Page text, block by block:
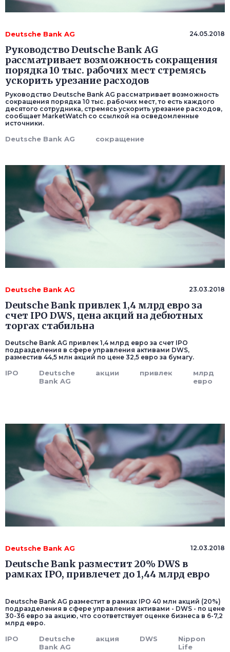
Deutsche Bank AG 24.05.2018
Руководство Deutsche Bank AG
рассматривает возможность сокращения
порядка 10 тыс. рабочих мест стремясь
ускорить урезание расходов
Руководство Deutsche Bank AG рассматривает возможность
сокращения порядка 10 тыс. рабочих мест, то есть каждого
десятого сотрудника, стремясь ускорить урезание расходов,
сообщает MarketWatch со ссылкой на осведомленные
источники.
Deutsche Bank AG сокращение
Deutsche Bank AG 23.03.2018
Deutsche Bank привлек 1,4 млрд евро за
счет IPO DWS, цена акций на дебютных
торгах стабильна
Deutsche Bank AG привлек 1,4 млрд евро за счет IPO
подразделения в сфере управления активами DWS,
разместив 44,5 млн акций по цене 32,5 евро за бумагу.
IPO
Deutsche
Bank AG
акции привлек
млрд
евро
Deutsche Bank AG 12.03.2018
Deutsche Bank разместит 20% DWS в
рамках IPO, привлечет до 1,44 млрд евро
Deutsche Bank AG разместит в рамках IPO 40 млн акций (20%)
подразделения в сфере управления активами - DWS - по цене
30-36 евро за акцию, что соответствует оценке бизнеса в 6-7,2
млрд евро.
IPO
Deutsche
Bank AG
акция DWS
Nippon
Life